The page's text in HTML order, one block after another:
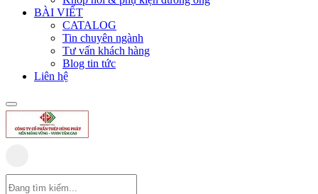
BÀI VIẾT
CATALOG
Tin chuyên ngành
Tư vấn khách hàng
Blog tin tức
Liên hệ